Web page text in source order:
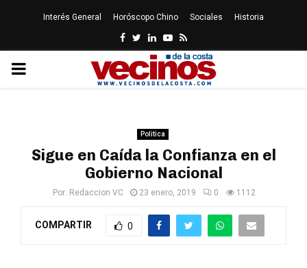
Interés General Horóscopo Chino Sociales Historia
Facebook
Twitter
LinkedinYoutube
Rss
PRIMARY
Politica
Sigue en Caída la Confianza en el
Gobierno Nacional
Por: Redaccion VC 23 enero, 2019 0 1112
COMPARTIR 0